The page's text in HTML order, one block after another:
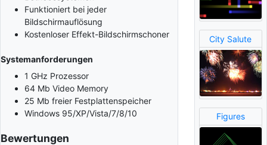
Funktioniert bei jeder
Bildschirmauflösung
Kostenloser Effekt-Bildschirmschoner
Systemanforderungen
1 GHz Prozessor
64 Mb Video Memory
25 Mb freier Festplattenspeicher
Windows 95/XP/Vista/7/8/10
Bewertungen
City Salute
Figures